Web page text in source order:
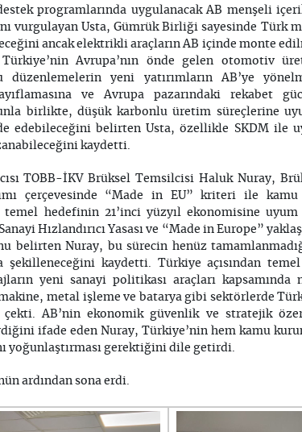
programlarında uygulanacak AB menşeli
vurgulayan Usta, Gümrük Birliği sayesinde Türk
ancak elektrikli araçların AB içinde monte
Avrupa’nın önde gelen otomotiv
düzenlemelerin yeni yatırımların AB’ye
ve Avrupa pazarındaki rekabet
birlikte, düşük karbonlu üretim süreçlerine
edebileceğini belirten Usta, özellikle SKDM ile
kaydetti.
TOBB-İKV Brüksel Temsilcisi Haluk Nuray,
çerçevesinde “Made in EU” kriteri ile
hedefinin 21’inci yüzyıl ekonomisine
Hızlandırıcı Yasası ve “Made in Europe”
belirten Nuray, bu sürecin henüz
şekilleneceğini kaydetti. Türkiye açısından
yeni sanayi politikası araçları
metal işleme ve batarya gibi sektörlerde
AB’nin ekonomik güvenlik ve stratejik
ifade eden Nuray, Türkiye’nin hem kamu
yoğunlaştırması gerektiğini dile getirdi.
ardından sona erdi.